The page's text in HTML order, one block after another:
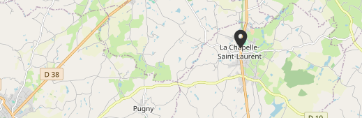
location_on